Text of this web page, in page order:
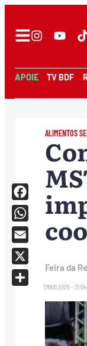
APOIE TV BDF
ALIMENTOS
Feira da
7.MAIO.2025 - 21:04
Facebook
WhatsApp
Email
X